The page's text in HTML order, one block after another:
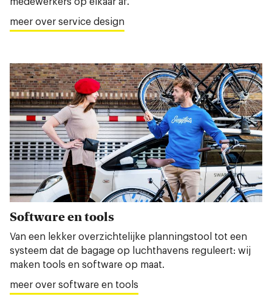
meer over service design
Software en tools
Van een lekker overzichtelijke planningstool tot een
systeem dat de bagage op luchthavens reguleert: wij
maken tools en software op maat.
meer over software en tools